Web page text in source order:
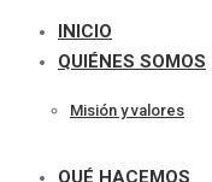
INICIO
QUIÉNES SOMOS
Misión y valores
QUÉ HACEMOS